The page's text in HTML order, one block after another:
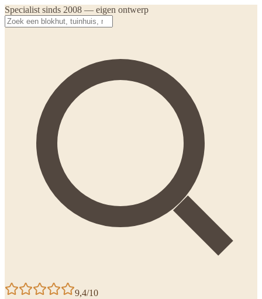
Specialist sinds 2008 — eigen ontwerp
9,4/10